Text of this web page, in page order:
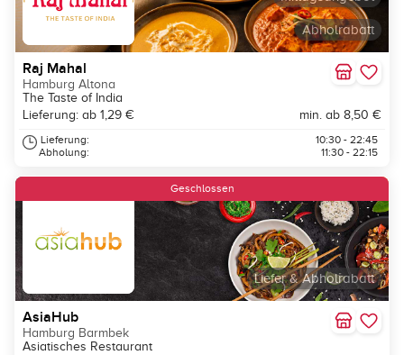
Abholrabatt
Raj Mahal
Hamburg Altona
The Taste of India
Lieferung: ab 1,29 €
min. ab 8,50 €
Lieferung:
Abholung:
10:30 - 22:45
11:30 - 22:15
Liefer & Abholrabatt
Geschlossen
AsiaHub
Hamburg Barmbek
Asiatisches Restaurant